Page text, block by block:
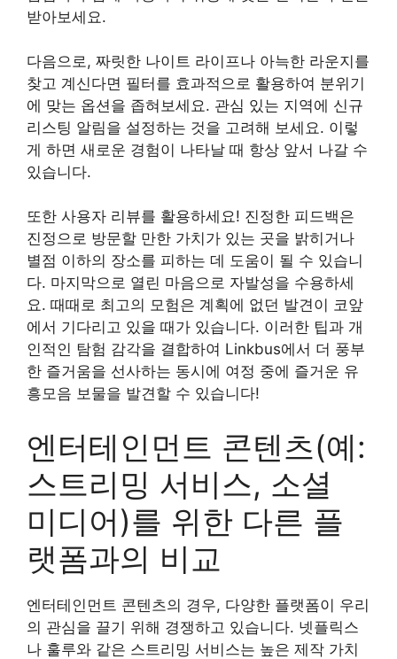
받아보세요.
다음으로, 짜릿한 나이트 라이프나 아늑한 라운지를
찾고 계신다면 필터를 효과적으로 활용하여 분위기
에 맞는 옵션을 좁혀보세요. 관심 있는 지역에 신규
리스팅 알림을 설정하는 것을 고려해 보세요. 이렇
게 하면 새로운 경험이 나타날 때 항상 앞서 나갈 수
있습니다.
또한 사용자 리뷰를 활용하세요! 진정한 피드백은
진정으로 방문할 만한 가치가 있는 곳을 밝히거나
별점 이하의 장소를 피하는 데 도움이 될 수 있습니
다. 마지막으로 열린 마음으로 자발성을 수용하세
요. 때때로 최고의 모험은 계획에 없던 발견이 코앞
에서 기다리고 있을 때가 있습니다. 이러한 팁과 개
인적인 탐험 감각을 결합하여 Linkbus에서 더 풍부
한 즐거움을 선사하는 동시에 여정 중에 즐거운 유
흥모음 보물을 발견할 수 있습니다!
엔터테인먼트 콘텐츠(예:
스트리밍 서비스, 소셜
미디어)를 위한 다른 플
랫폼과의 비교
엔터테인먼트 콘텐츠의 경우, 다양한 플랫폼이 우리
의 관심을 끌기 위해 경쟁하고 있습니다. 넷플릭스
나 훌루와 같은 스트리밍 서비스는 높은 제작 가치